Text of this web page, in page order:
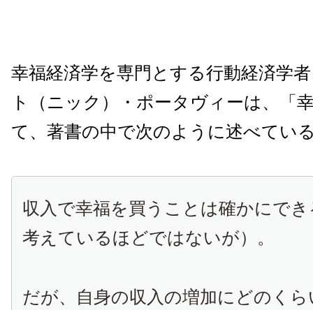
幸福経済学を専門とする行動経済学
ト（ニック）・ポータヴィーは、「
て、著書の中で次のように述べてい
収入で幸福を買うことは確かにで
考えているほどではないが）。
だが、自身の収入の増加にどのく